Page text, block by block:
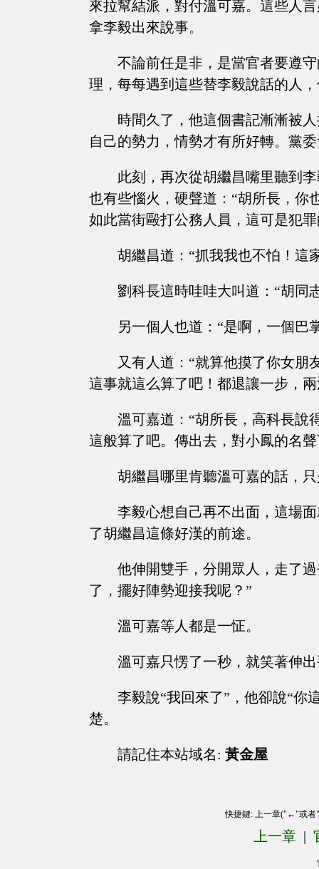
來拉幫結派，對付溫可嘉。這些人
拿李毅出來說事。
不論前任是非，是當官者要遵
理，每每遇到這些替李毅說話的人
時間久了，他這個書記漸漸被
自己的勢力，情勢才有所好轉。黨
此刻，再次從胡繼昌嘴里聽到
也有些惱火，硬聲道：“胡所長，你
如此當街毆打公務人員，這可是犯
胡繼昌道：“抓我我也不怕！這
劉科長這時哇哇大叫道：“胡同
另一個人也道：“是啊，一個巴
又有人道：“就算他摸了你女朋
這事就這么算了吧！都退讓一步，
溫可嘉道：“胡所長，高科長說
這般算了吧。傳出去，對小鳳的名
胡繼昌哪里肯聽溫可嘉的話，
李毅心想自己再不出面，這場
了胡繼昌這條好漢的前途。
他伸開雙手，分開眾人，走了
了，擺好陣勢迎接我呢？”
溫可嘉等人都是一怔。
溫可嘉只愣了一秒，就笑著伸
李毅說“我回來了”，他卻說“你
楚。
請記住本站域名: 黃金屋
快捷鍵: 上一章("←"或
上一章 |